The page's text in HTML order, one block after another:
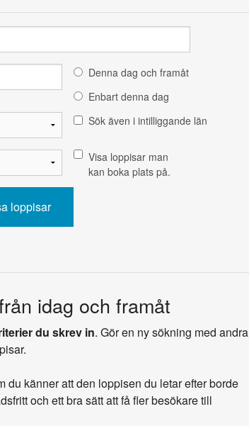
Denna dag och framåt
Enbart denna dag
Sök även i intilliggande län
Visa loppisar man
kan boka plats på.
idag och framåt
du skrev in. Gör en ny sökning med andra
du känner att den loppisen du letar efter borde
och ett bra sätt att få fler besökare till